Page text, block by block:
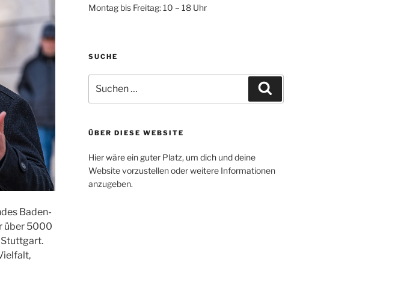
Baden-
über 5000
Montag bis Freitag: 10 – 18 Uhr
SUCHE
nach:
ÜBER DIESE WEBSITE
Hier wäre ein guter Platz, um dich und deine
Website vorzustellen oder weitere Informationen
anzugeben.